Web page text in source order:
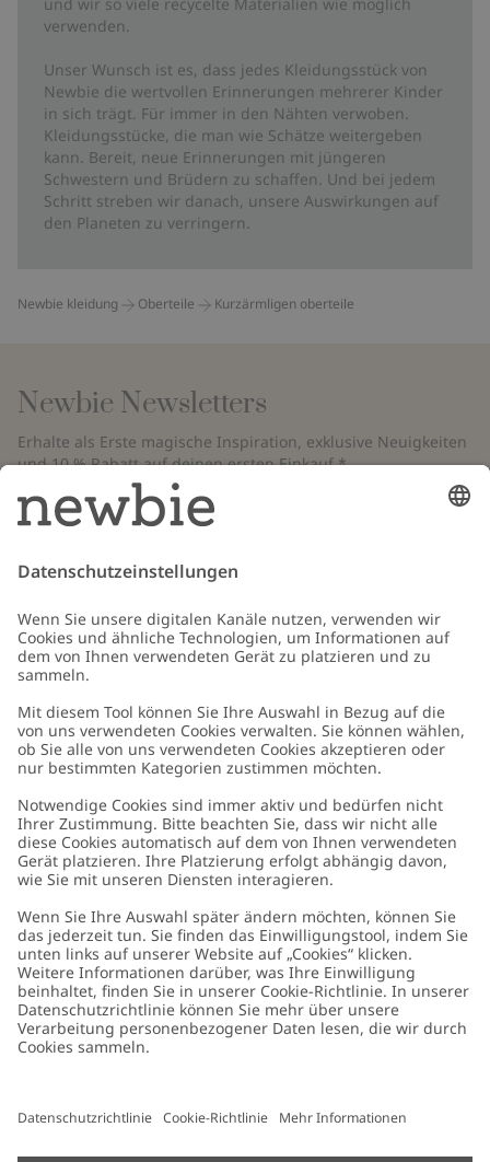
verwenden.
Unser Wunsch ist es, dass jedes Kleidungsstück von
Newbie die wertvollen Erinnerungen mehrerer Kinder
in sich trägt. Für immer in den Nähten verwoben.
Kleidungsstücke, die man wie Schätze weitergeben
kann. Bereit, neue Erinnerungen mit jüngeren
Schwestern und Brüdern zu schaffen. Und bei jedem
Schritt streben wir danach, unsere Auswirkungen auf
den Planeten zu verringern.
Newbie kleidung Oberteile Kurzärmligen oberteile
Newbie Newsletters
Erhalte als Erste magische Inspiration, exklusive Neuigkeiten
und 10 % Rabatt auf deinen ersten Einkauf.*
*Gilt nur für deine erste Bestellung und ist nicht mit anderen Rabatten
oder Angeboten kombinierbar. Gilt nicht für limitierte Artikel. Bitte
überprüfe deinen Spam-Ordner. Lies unsere
Schicken
Kundenservice
Kontaktieren Sie uns
FAQ
Barrierefreiheit
Datenschutzrichtlinie
Cookie-Richtlinie
Über uns
Über Newbie
Nachhaltigkeit
Impressum
Presse
Germany Standort ändern
Cookies